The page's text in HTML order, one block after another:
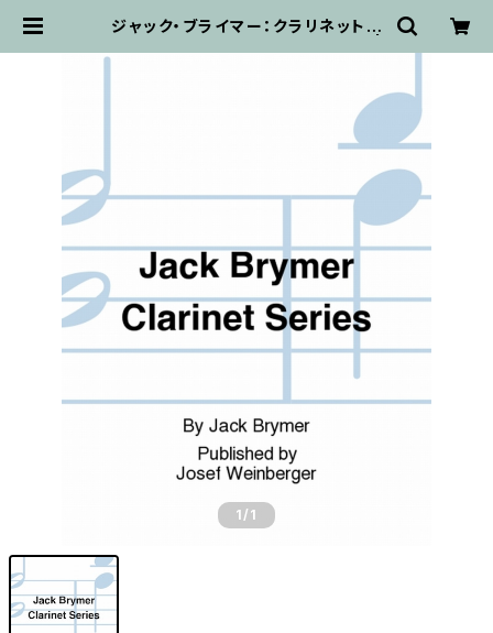
ジャック・ブライマー：クラリネットシ
輸入楽譜専門店 アトリエ・デ・くっき
1/1